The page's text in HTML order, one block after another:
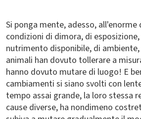
Si ponga mente, adesso,
condizioni di dimora, di
nutrimento disponibile, di
animali han dovuto tollerare a
hanno dovuto mutare di luogo! E
cambiamenti si siano svolti con
tempo assai grande, la loro stessa
cause diverse, ha nondimeno